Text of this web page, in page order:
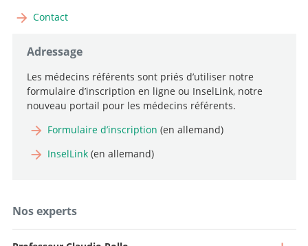
Contact
Adressage
Les médecins référents sont priés d’utiliser notre
formulaire d’inscription en ligne ou InselLink, notre
nouveau portail pour les médecins référents.
Formulaire d’inscription (en allemand)
InselLink(en allemand)
Nos experts